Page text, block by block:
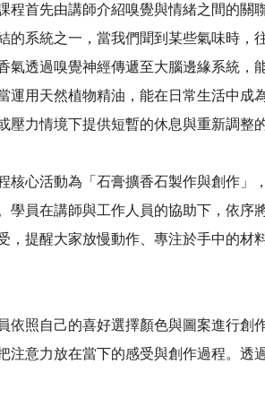
首先由講師介紹嗅覺與情緒之間的關
的系統之一，當我們聞到某些氣味時，
氣透過嗅覺神經傳遞至大腦邊緣系統，
運用天然植物精油，能在日常生活中成
力情境下提供短暫的休息與重新調整
心活動為「石膏擴香石製作與創作」
員在講師與工作人員的協助下，依序
提醒大家放慢動作、專注於手中的材
照自己的喜好選擇顏色與圖案進行創
意力放在當下的感受與創作過程。透